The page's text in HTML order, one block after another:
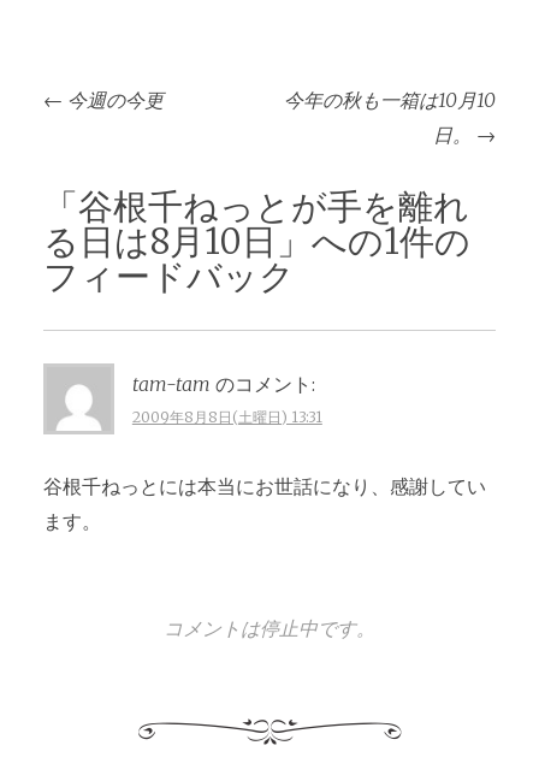
投
稿
ビ
ゲ
ー
シ
ョ
ン
← 今週の今更
今年の秋も一箱は10月10
日。 →
「谷根千ねっとが手を離れ
る日は8月10日 」への1件の
フィードバック
tam-tam のコメント:
2009年8月8日(土曜日) 13:31
谷根千ねっとには本当にお世話になり、感謝してい
ます。
コメントは停止中です。